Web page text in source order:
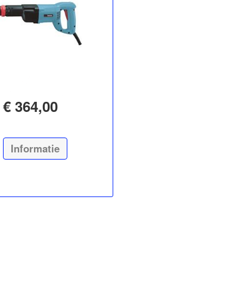
€ 364,00
Informatie